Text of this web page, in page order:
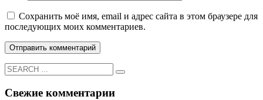
Сохранить моё имя, email и адрес сайта в этом браузере для
последующих моих комментариев.
Свежие комментарии